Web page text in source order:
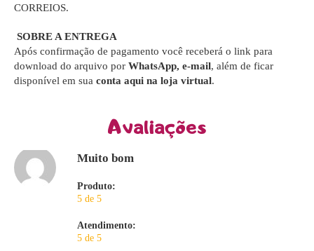
CORREIOS.
SOBRE A ENTREGA
Após confirmação de pagamento você receberá o link para
download do arquivo por WhatsApp, e-mail, além de ficar
disponível em sua conta aqui na loja virtual.
Avaliações
Muito bom
Produto:
5 de 5
Atendimento:
5 de 5